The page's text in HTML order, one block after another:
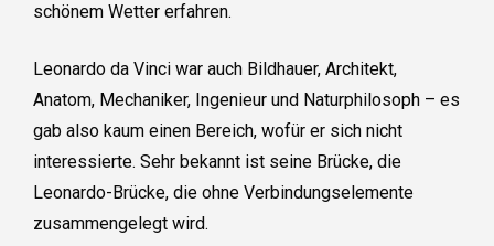
schönem Wetter erfahren.
Leonardo da Vinci war auch Bildhauer, Architekt,
Anatom, Mechaniker, Ingenieur und Naturphilosoph – es
gab also kaum einen Bereich, wofür er sich nicht
interessierte. Sehr bekannt ist seine Brücke, die
Leonardo-Brücke, die ohne Verbindungselemente
zusammengelegt wird.